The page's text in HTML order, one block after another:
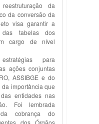
da
da conversão da
visa garantir a
das tabelas dos
cargo de nível
para
ações conjuntas
ASSIBGE e do
da importância que
entidades nas
Foi lembrada
cobrança do
dos Órgãos